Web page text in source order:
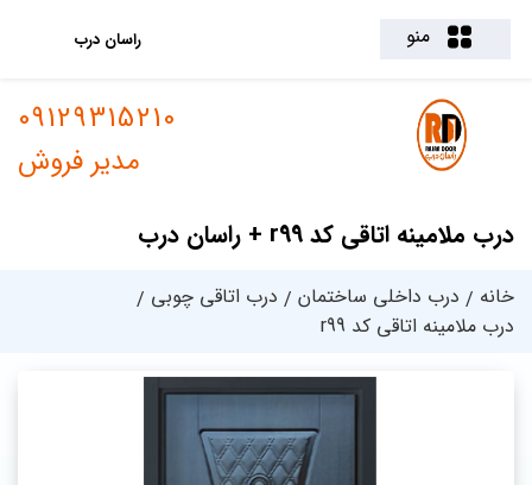
منو راسان درب
درب ملامینه اتاقی کد r99 + راسان درب
09129315210
مدیر فروش
خانه درب داخلی ساختمان
درب اتاقی چوبی
درب ملامینه اتاقی کد r99